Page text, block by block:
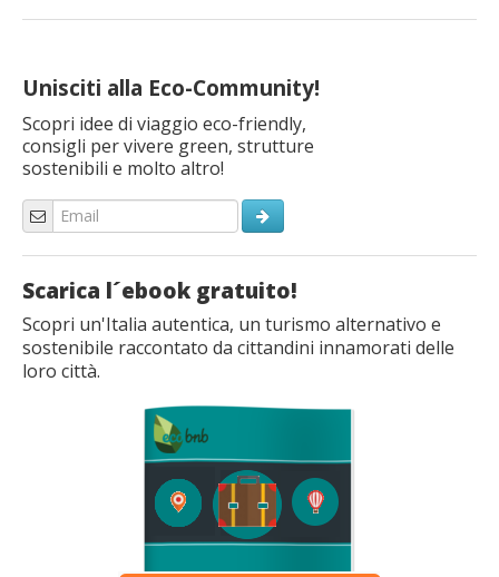
Unisciti alla Eco-Community!
Scopri idee di viaggio eco-friendly,
consigli per vivere green, strutture
sostenibili e molto altro!
Scarica l´ebook gratuito!
Scopri un'Italia autentica, un turismo alternativo e
sostenibile raccontato da cittandini innamorati delle
loro città.